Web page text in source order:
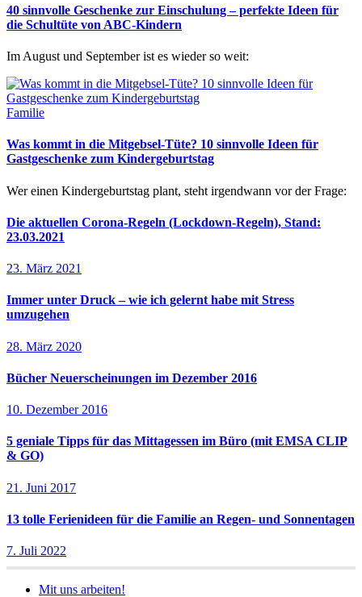
40 sinnvolle Geschenke zur Einschulung – perfekte Ideen für
die Schultüte von ABC-Kindern
Im August und September ist es wieder so weit:
Familie
Was kommt in die Mitgebsel-Tüte? 10 sinnvolle Ideen für
Gastgeschenke zum Kindergeburtstag
Wer einen Kindergeburtstag plant, steht irgendwann vor der Frage:
Die aktuellen Corona-Regeln (Lockdown-Regeln), Stand:
23.03.2021
23. März 2021
Immer unter Druck – wie ich gelernt habe mit Stress
umzugehen
28. März 2020
Bücher Neuerscheinungen im Dezember 2016
10. Dezember 2016
5 geniale Tipps für das Mittagessen im Büro (mit EMSA CLIP
& GO)
21. Juni 2017
13 tolle Ferienideen für die Familie an Regen- und Sonnentagen
7. Juli 2022
Mit uns arbeiten!